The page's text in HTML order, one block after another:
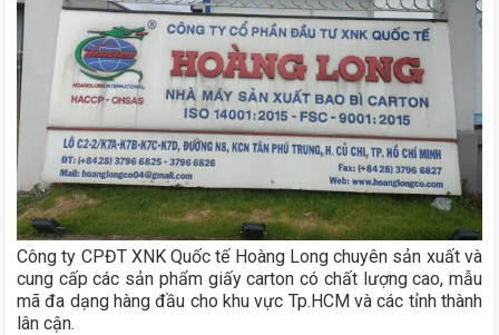
Công ty CPĐT XNK Quốc tế Hoàng Long chuyên sản xuất và
cung cấp các sản phẩm giấy carton có chất lượng cao, mẫu
mã đa dạng hàng đầu cho khu vực Tp.HCM và các tỉnh thành
lân cận.